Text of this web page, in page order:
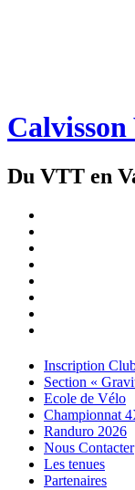
Du VTT en
Menu
Widgets
Recherche
Aller
contenu
Inscription
Section «
Ecole de Vélo
Championnat
Randuro 2026
Nous Contacter
Les tenues
Partenaires